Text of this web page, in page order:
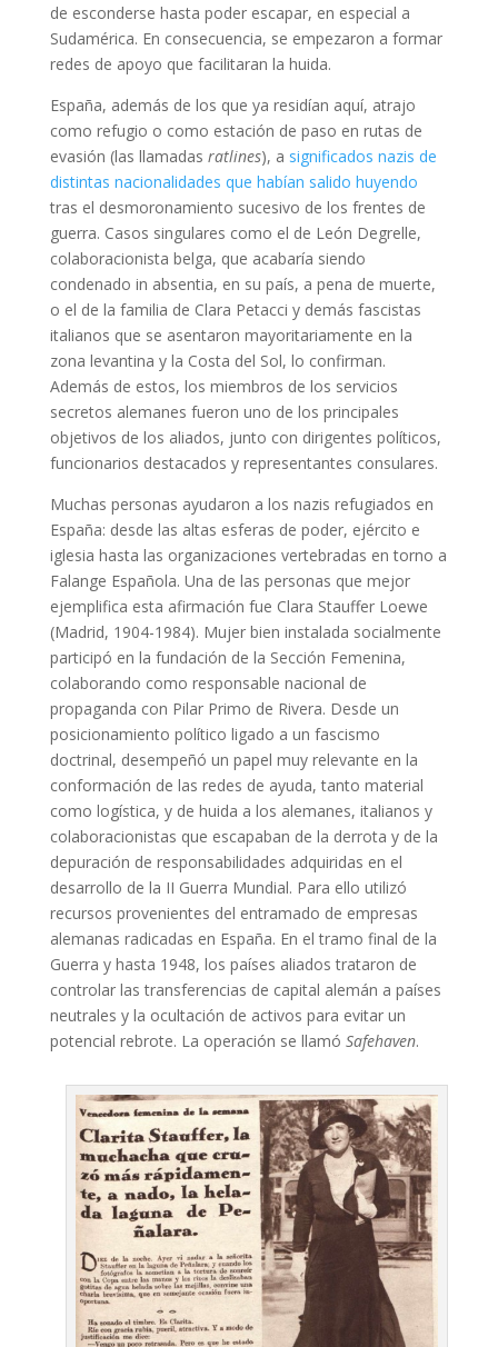
de esconderse hasta poder escapar, en especial a
Sudamérica. En consecuencia, se empezaron a formar
redes de apoyo que facilitaran la huida.
España, además de los que ya residían aquí, atrajo
como refugio o como estación de paso en rutas de
evasión (las llamadas ratlines), a significados nazis de
distintas nacionalidades que habían salido huyendo
tras el desmoronamiento sucesivo de los frentes de
guerra. Casos singulares como el de León Degrelle,
colaboracionista belga, que acabaría siendo
condenado in absentia, en su país, a pena de muerte,
o el de la familia de Clara Petacci y demás fascistas
italianos que se asentaron mayoritariamente en la
zona levantina y la Costa del Sol, lo confirman.
Además de estos, los miembros de los servicios
secretos alemanes fueron uno de los principales
objetivos de los aliados, junto con dirigentes políticos,
funcionarios destacados y representantes consulares.
Muchas personas ayudaron a los nazis refugiados en
España: desde las altas esferas de poder, ejército e
iglesia hasta las organizaciones vertebradas en torno a
Falange Española. Una de las personas que mejor
ejemplifica esta afirmación fue Clara Stauffer Loewe
(Madrid, 1904-1984). Mujer bien instalada socialmente
participó en la fundación de la Sección Femenina,
colaborando como responsable nacional de
propaganda con Pilar Primo de Rivera. Desde un
posicionamiento político ligado a un fascismo
doctrinal, desempeñó un papel muy relevante en la
conformación de las redes de ayuda, tanto material
como logística, y de huida a los alemanes, italianos y
colaboracionistas que escapaban de la derrota y de la
depuración de responsabilidades adquiridas en el
desarrollo de la II Guerra Mundial. Para ello utilizó
recursos provenientes del entramado de empresas
alemanas radicadas en España. En el tramo final de la
Guerra y hasta 1948, los países aliados trataron de
controlar las transferencias de capital alemán a países
neutrales y la ocultación de activos para evitar un
potencial rebrote. La operación se llamó Safehaven.